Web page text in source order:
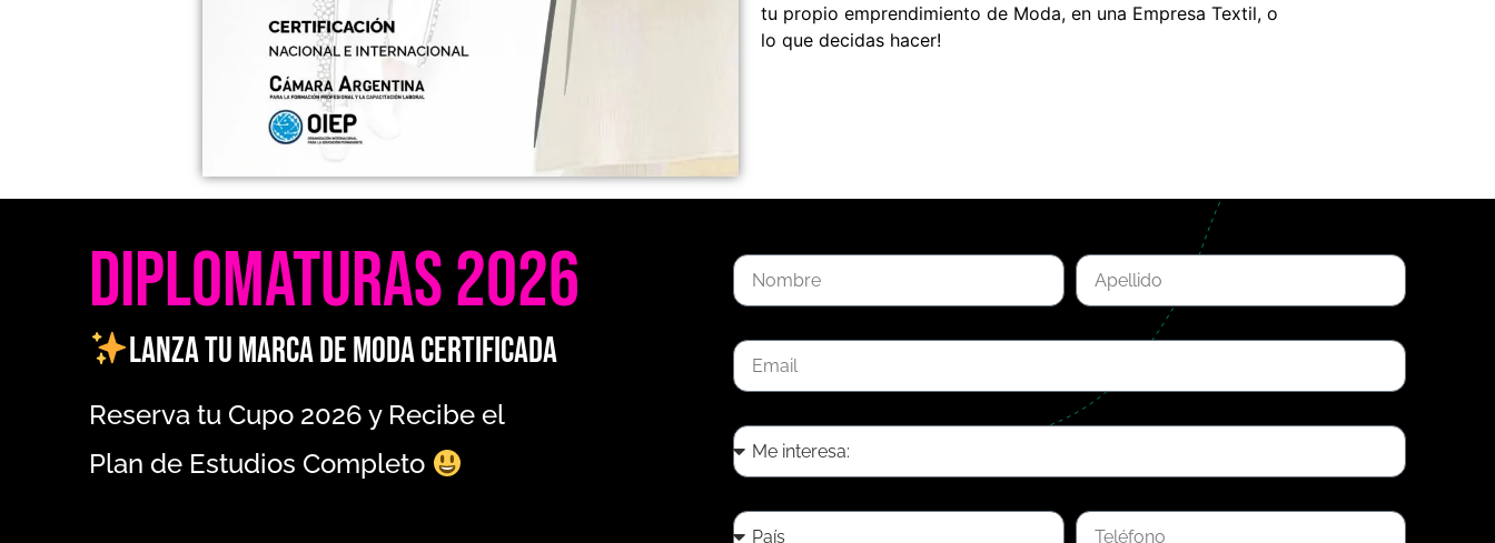
tu propio emprendimiento de Moda, en una Empresa Textil, o
lo que decidas hacer!
Diplomaturas 2026
Lanza tu Marca de Moda Certificada
Reserva tu Cupo 2026 y Recibe el
Plan de Estudios Completo